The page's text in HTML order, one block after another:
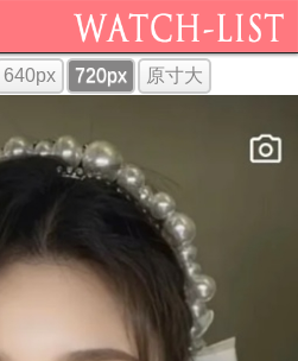
640px 720px 原寸大